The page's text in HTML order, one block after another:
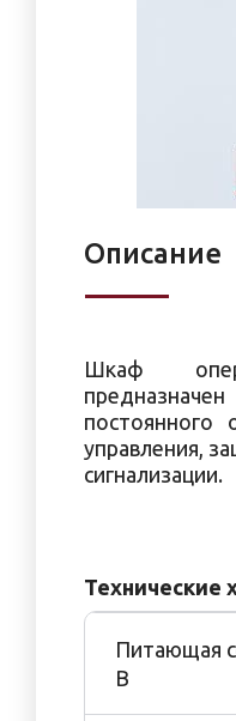
Описание
Шкаф
постоянного
управления,
сигнализации.
Технические
Питающая
В